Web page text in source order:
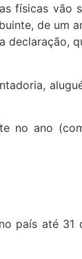
físicas vão
de um
declaração,
no ano
país até 31